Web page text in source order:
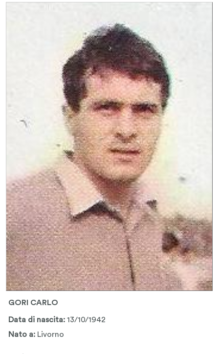
GORI CARLO
Data di nascita:13/10/1942
Nato a: Livorno